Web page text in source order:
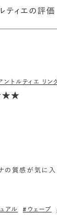
ティエの評価
ントルティエ リ
の質感が気に入
アル #ウェーブ